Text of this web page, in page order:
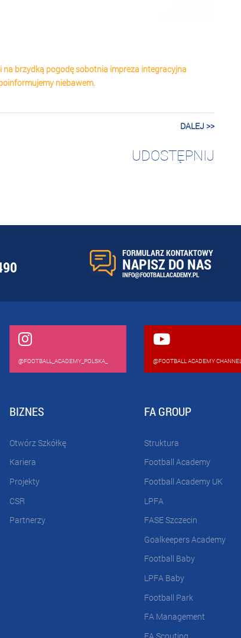
brzydką pogodę sobotnia impreza integracyjna
niebawem.
DALEJ >>
UDOSTĘPNIJ
FORMULARZ KONTAKTOWY
NAPISZ DO NAS
INFO@FOOTBALLACADEMY.PL
@FOOTBALL_ACADEMY_POLSKA_ @FOOTBALL ACADEMY CHANNEL
BIZNES
Otwórz Szkółkę
Kariera
Projekty
CSR
Partnerzy
FA GROUP
Struktura
Football Academy
Football Academy UK
LPFA
FASE Szczecin
Goalkeepers Academy
Football Baby
LPFA Baby
Football Park
FA Management